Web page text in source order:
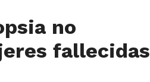
no
fallecidas